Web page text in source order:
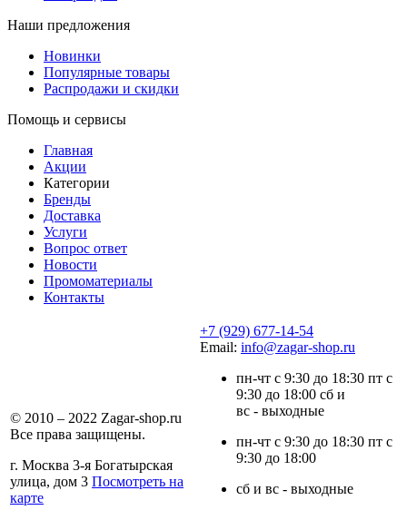
Наши предложения
Новинки
Популярные товары
Распродажи и скидки
Помощь и сервисы
Главная
Акции
Категории
Бренды
Доставка
Услуги
Вопрос ответ
Новости
Промоматериалы
Контакты
© 2010 – 2022 Zagar-shop.ru
Все права защищены.
г. Москва 3-я Богатырская
улица, дом 3 Посмотреть на
карте
+7 (929) 677-14-54
Email: info@zagar-shop.ru
пн-чт с 9:30 до 18:30 пт с
9:30 до 18:00 сб и
вс - выходные
пн-чт с 9:30 до 18:30 пт с
9:30 до 18:00
сб и вс - выходные